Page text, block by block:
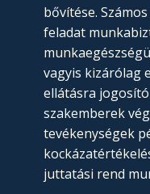
bővítése.
feladat
vagyis kizárólag
ellátásra
szakemberek
tevékenységek
juttatási rend